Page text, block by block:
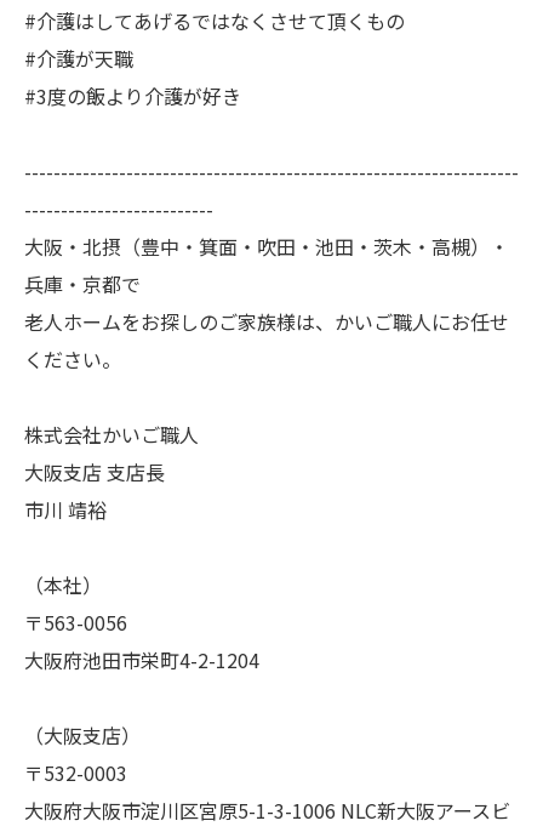
#介護はしてあげるではなくさせて頂くもの
#介護が天職
#3度の飯より介護が好き
--------------------------------------------------------------------
--------------------------
大阪・北摂（豊中・箕面・吹田・池田・茨木・高槻）・
兵庫・京都で
老人ホームをお探しのご家族様は、かいご職人にお任せ
ください。
株式会社かいご職人
大阪支店 支店長
市川 靖裕
（本社）
〒563-0056
大阪府池田市栄町4-2-1204
（大阪支店）
〒532-0003
大阪府大阪市淀川区宮原5-1-3-1006 NLC新大阪アースビ